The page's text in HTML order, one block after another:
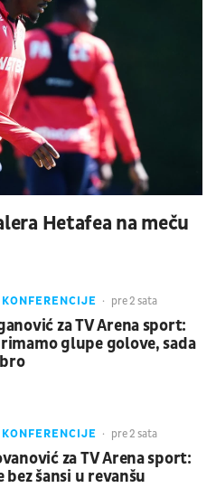
Hetafea na meču
pre 2 sata
za TV Arena sport:
glupe golove, sada
pre 2 sata
za TV Arena sport:
bez šansi u revanšu